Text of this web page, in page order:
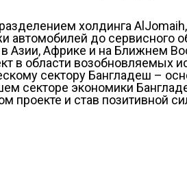
холдинга
до сервисного
Азии, Африке и на Ближнем
в области возобновляемых
сектору Бангладеш –
секторе экономики
проекте и став позитивной